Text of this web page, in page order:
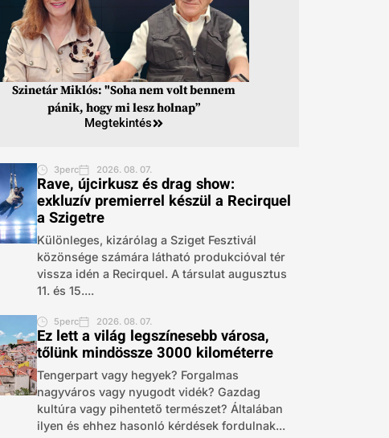
Szinetár Miklós: "Soha nem volt bennem
pánik, hogy mi lesz holnap”
Megtekintés
3perc 2026. 08. 07.
Rave, újcirkusz és drag show:
exkluzív premierrel készül a Recirquel
a Szigetre
Különleges, kizárólag a Sziget Fesztivál
közönsége számára látható produkcióval tér
vissza idén a Recirquel. A társulat augusztus
11. és 15....
5perc 2026. 08. 07.
Ez lett a világ legszínesebb városa,
tőlünk mindössze 3000 kilométerre
Tengerpart vagy hegyek? Forgalmas
nagyváros vagy nyugodt vidék? Gazdag
kultúra vagy pihentető természet? Általában
ilyen és ehhez hasonló kérdések fordulnak...